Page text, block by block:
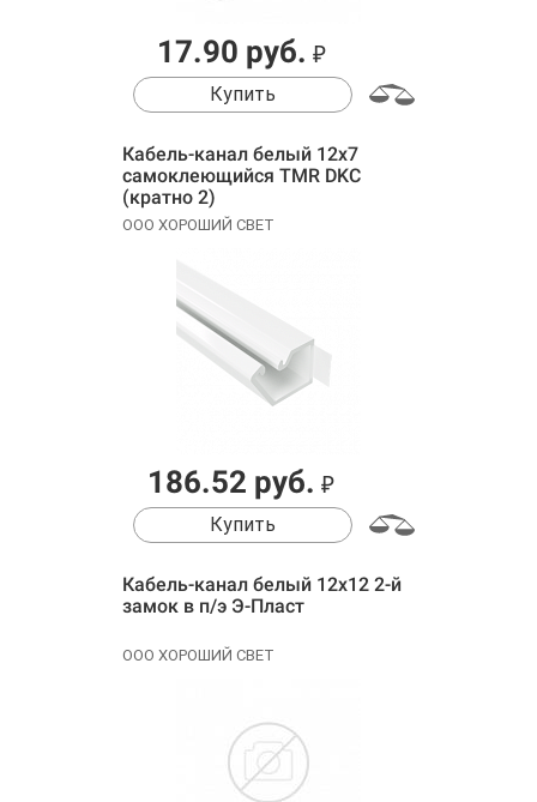
17.90 руб. ₽
Купить
Кабель-канал белый 12x7
самоклеющийся TMR DKC
(кратно 2)
ООО ХОРОШИЙ СВЕТ
186.52 руб. ₽
Купить
Кабель-канал белый 12х12 2-й
замок в п/э Э-Пласт
ООО ХОРОШИЙ СВЕТ